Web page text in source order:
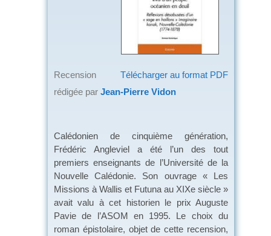
Télécharger au format PDF
Recension
rédigée par Jean-Pierre Vidon
Calédonien de cinquième génération,
Frédéric Angleviel a été l’un des tout
premiers enseignants de l’Université de la
Nouvelle Calédonie. Son ouvrage « Les
Missions à Wallis et Futuna au XIXe siècle »
avait valu à cet historien le prix Auguste
Pavie de l’ASOM en 1995. Le choix du
roman épistolaire, objet de cette recension,